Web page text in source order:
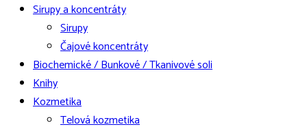
Sirupy a koncentráty
Sirupy
Čajové koncentráty
Biochemické / Bunkové / Tkanivové soli
Knihy
Kozmetika
Telová kozmetika